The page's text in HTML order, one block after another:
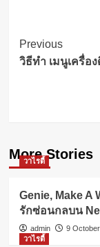
Post
Previous
วิธีทำ เมนูเครื่อ
More Stories
วาไรตี้
Genie, Make
รักซ่อนกลบน
admin
9
วาไรตี้